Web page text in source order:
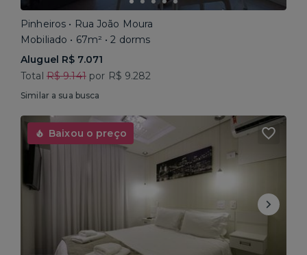
Pinheiros • Rua João Moura
Mobiliado • 67m² • 2 dorms
Aluguel R$ 7.071
Total R$ 9.141por R$ 9.282
Similar a sua busca
Baixou o preço